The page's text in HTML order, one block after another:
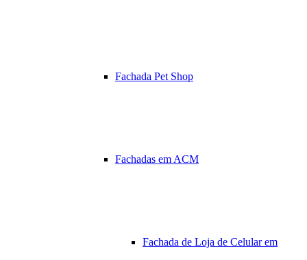
Fachada Pet Shop
Fachadas em ACM
Fachada de Loja de Celular em